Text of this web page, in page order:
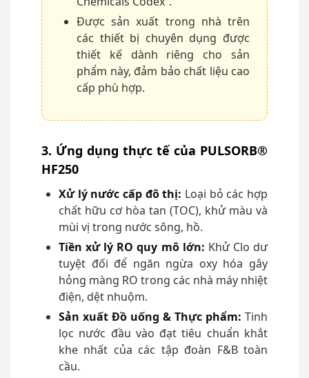
Được sản xuất trong nhà trên
các thiết bị chuyên dụng được
thiết kế dành riêng cho sản
phẩm này, đảm bảo chất liệu cao
cấp phù hợp.
3. Ứng dụng thực tế của PULSORB®
HF250
Xử lý nước cấp đô thị: Loại bỏ các hợp
chất hữu cơ hòa tan (TOC), khử màu và
mùi vị trong nước sông, hồ.
Tiền xử lý RO quy mô lớn: Khử Clo dư
tuyệt đối để ngăn ngừa oxy hóa gây
hỏng màng RO trong các nhà máy nhiệt
điện, dệt nhuộm.
Sản xuất Đồ uống & Thực phẩm: Tinh
lọc nước đầu vào đạt tiêu chuẩn khắt
khe nhất của các tập đoàn F&B toàn
cầu.